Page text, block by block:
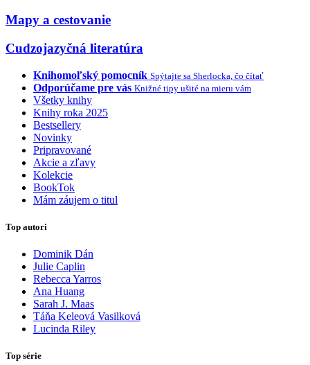
Mapy a cestovanie
Cudzojazyčná literatúra
Knihomoľský pomocník Spýtajte sa Sherlocka, čo čítať
Odporúčame pre vás Knižné tipy ušité na mieru vám
Všetky knihy
Knihy roka 2025
Bestsellery
Novinky
Pripravované
Akcie a zľavy
Kolekcie
BookTok
Mám záujem o titul
Top autori
Dominik Dán
Julie Caplin
Rebecca Yarros
Ana Huang
Sarah J. Maas
Táňa Keleová Vasilková
Lucinda Riley
Top série